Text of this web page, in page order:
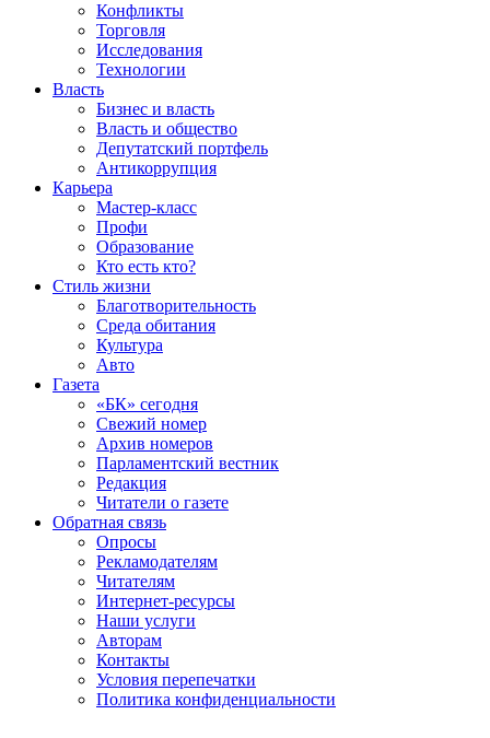
Конфликты
Торговля
Исследования
Технологии
Власть
Бизнес и власть
Власть и общество
Депутатский портфель
Антикоррупция
Карьера
Мастер-класс
Профи
Образование
Кто есть кто?
Стиль жизни
Благотворительность
Среда обитания
Культура
Авто
Газета
«БК» сегодня
Свежий номер
Архив номеров
Парламентский вестник
Редакция
Читатели о газете
Обратная связь
Опросы
Рекламодателям
Читателям
Интернет-ресурсы
Наши услуги
Авторам
Контакты
Условия перепечатки
Политика конфиденциальности